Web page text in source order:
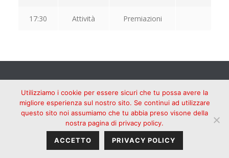
17:30 Attività Premiazioni
Utilizziamo i cookie per essere sicuri che tu possa avere la
migliore esperienza sul nostro sito. Se continui ad utilizzare
questo sito noi assumiamo che tu abbia preso visone della
nostra pagina di privacy policy.
ACCETTO PRIVACY POLICY